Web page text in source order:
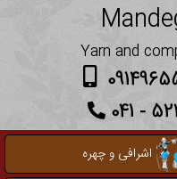
Yarn and
اشرافی و چهره